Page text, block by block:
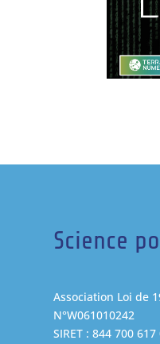
Science
Association Loi de
N°W061010242
SIRET : 844 700